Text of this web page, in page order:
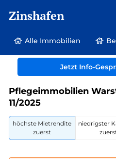
Zinshafen
Alle Immobilien
Jetzt Info-
Betreutes Wohnen und Pflegeimmobilien
Warstein
Pflegeimmobilien
11/2025
höchste Mietrendite
zuerst
niedrigster